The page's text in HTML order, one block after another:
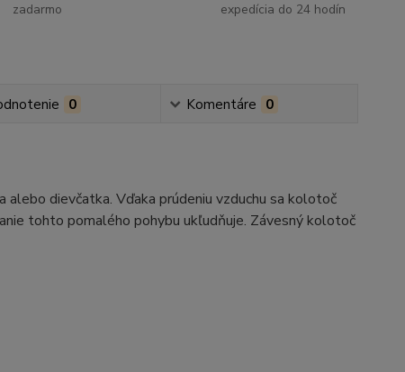
zadarmo
expedícia do 24 hodín
0 Komentáre 0
alebo dievčatka. Vďaka prúdeniu vzduchu sa kolotoč
tohto pomalého pohybu ukľudňuje. Závesný kolotoč